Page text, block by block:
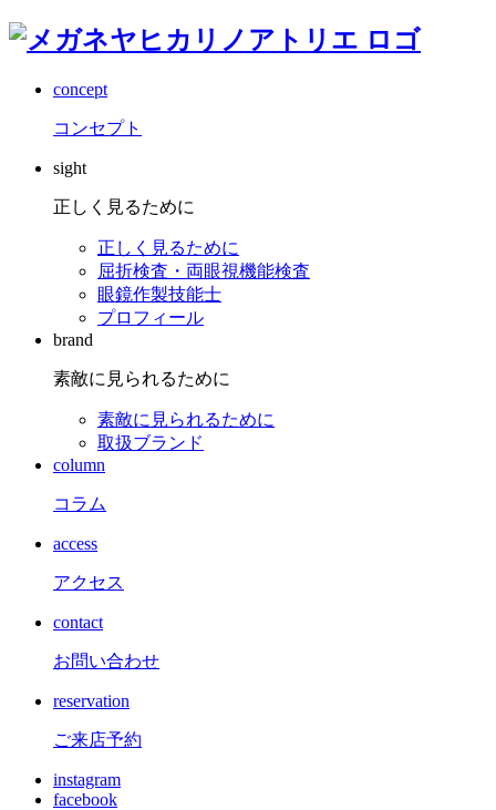
concept
コンセプト
sight
正しく見るために
正しく見るために
屈折検査・両眼視機能検査
眼鏡作製技能士
プロフィール
brand
素敵に見られるために
素敵に見られるために
取扱ブランド
column
コラム
access
アクセス
contact
お問い合わせ
reservation
ご来店予約
instagram
facebook